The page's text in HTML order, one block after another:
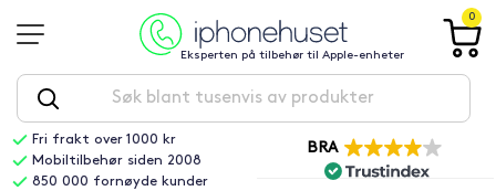
Eksperten på tilbehør til Apple-enheter
0
Fri frakt over 1000 kr
Mobiltilbehør siden 2008
850 000 fornøyde kunder
BRA